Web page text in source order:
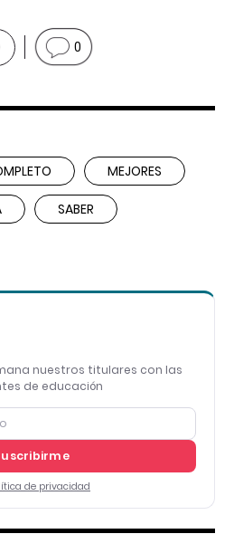
0
MEJORES
SABER
nuestros titulares con las
de educación
de privacidad